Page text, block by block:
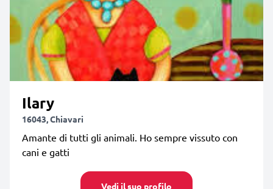
Ilary
16043, Chiavari
Amante di tutti gli animali. Ho sempre vissuto con
cani e gatti
Vedi il suo profilo